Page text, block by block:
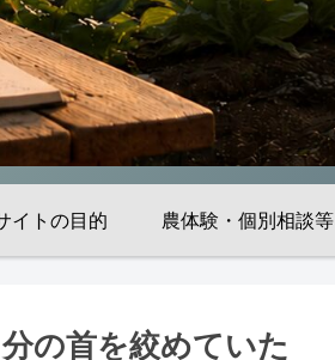
イトの目的 農体験・個別相談等
の首を絞めていた